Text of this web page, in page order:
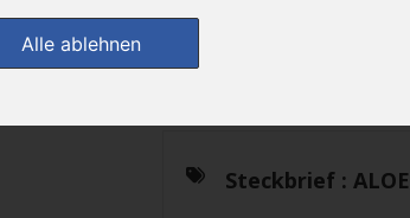
Alle ablehnen
Steckbrief :